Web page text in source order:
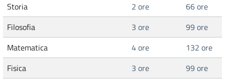
Storia
2 ore
66 ore
Filosofia
3 ore
99 ore
Matematica
4 ore
132 ore
Fisica
3 ore
99 ore